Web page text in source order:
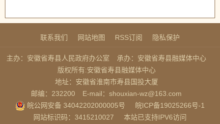
联系我们 网站地图 RSS订阅 隐私保护
主办：安徽省寿县人民政府办公室
承办：安徽省寿县融媒体中心
版权所有:安徽省寿县融媒体中心
地址：安徽省淮南市寿县国投大厦
邮编：232200
E-mail：shouxian-wz@163.com
皖公网安备 34042202000005号
皖ICP备19025266号-1
网站标识码：3415210027
本站已支持IPV6访问